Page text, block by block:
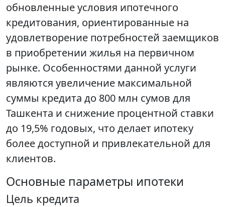
обновленные условия ипотечного
кредитования, ориентированные на
удовлетворение потребностей заемщиков
в приобретении жилья на первичном
рынке. Особенностями данной услуги
являются увеличение максимальной
суммы кредита до 800 млн сумов для
Ташкента и снижение процентной ставки
до 19,5% годовых, что делает ипотеку
более доступной и привлекательной для
клиентов.
Основные параметры ипотеки
Цель кредита